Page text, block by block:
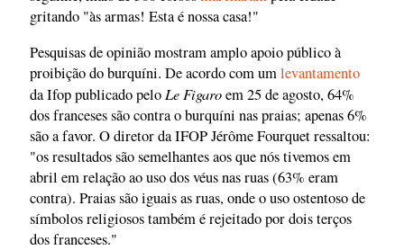
gritando "às armas! Esta é nossa casa!"
Pesquisas de opinião mostram amplo apoio público à
proibição do burquíni. De acordo com umlevantamento
da Ifop publicado pelo Le Figaroem 25 de agosto, 64%
dos franceses são contra o burquíni nas praias; apenas 6%
são a favor. O diretor da IFOP Jérôme Fourquet ressaltou:
"os resultados são semelhantes aos que nós tivemos em
abril em relação ao uso dos véus nas ruas (63% eram
contra). Praias são iguais as ruas, onde o uso ostentoso de
símbolos religiosos também é rejeitado por dois terços
dos franceses."